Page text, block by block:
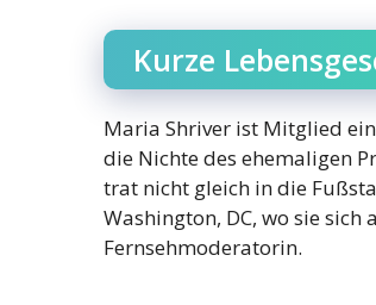
Kurze
Maria Shriver ist Mitglied
die Nichte des ehemaligen
trat nicht gleich in die
Washington, DC, wo sie
Fernsehmoderatorin.